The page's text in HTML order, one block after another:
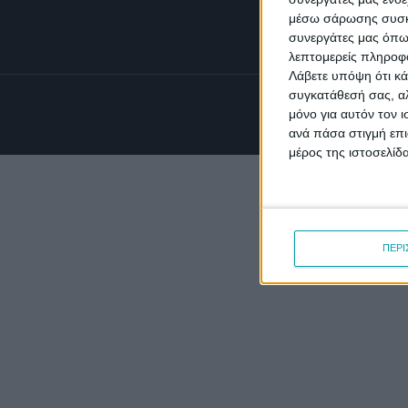
μέσω σάρωσης
συνεργάτες μας
λεπτομερείς
Λάβετε υπόψη ότι
συγκατάθεσή σας,
μόνο για αυτόν τον
ανά πάσα στιγμή
μέρος της